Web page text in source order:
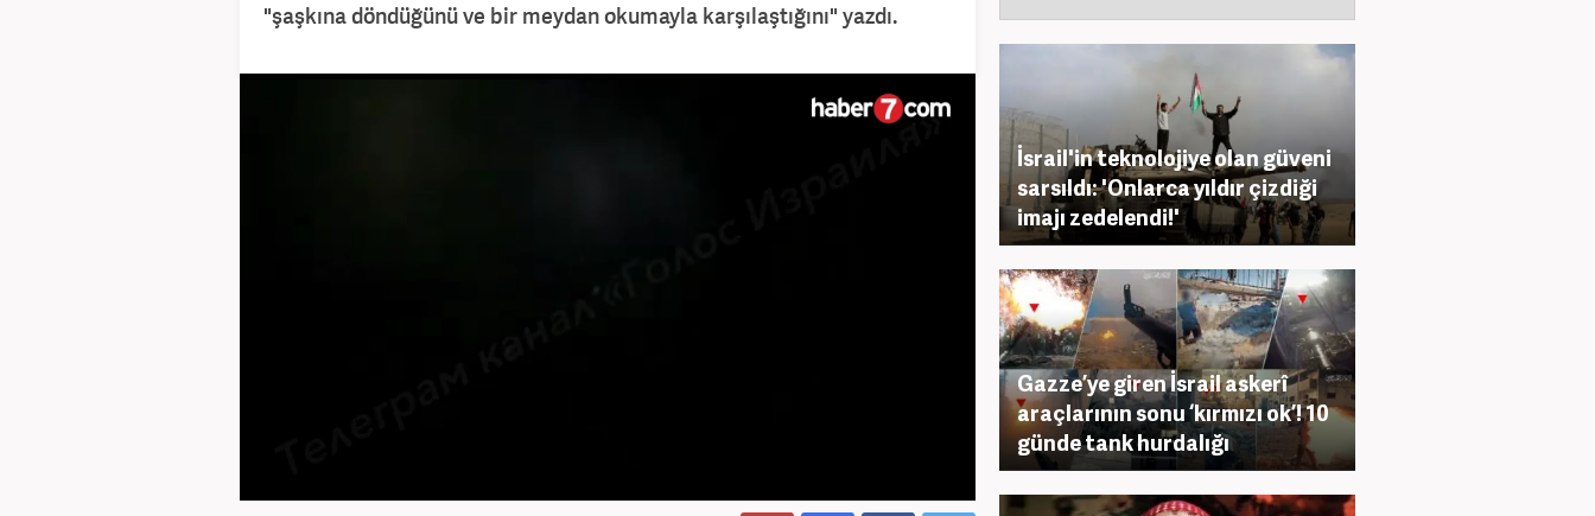
"şaşkına döndüğünü ve bir meydan okumayla karşılaştığını" yazdı.
İsrail'in teknolojiye olan güveni
sarsıldı: 'Onlarca yıldır çizdiği
imajı zedelendi!'
Gazze’ye giren İsrail askerî
araçlarının sonu ‘kırmızı ok’! 10
günde tank hurdalığı